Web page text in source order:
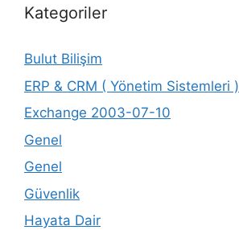
Kategoriler
Bulut Bilişim
ERP & CRM ( Yönetim Sistemleri )
Exchange 2003-07-10
Genel
Genel
Güvenlik
Hayata Dair